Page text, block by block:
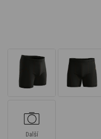
Další